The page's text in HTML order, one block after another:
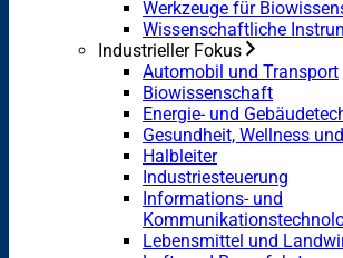
Werkzeuge für
Wissenschaftliche
Industrieller Fokus
Automobil und Transport
Biowissenschaft
Energie- und
Gesundheit, Wellness
Halbleiter
Industriesteuerung
Informations- und
Lebensmittel und